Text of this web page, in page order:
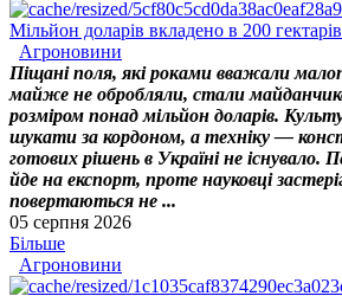
Мільйон доларів вкладено в 200
Агроновини
Піщані поля, які роками вважали
майже не обробляли, стали
розміром понад мільйон доларів.
шукати за кордоном, а техніку —
готових рішень в Україні не
йде на експорт, проте науковці
повертаються не ...
05 серпня 2026
Більше
Агроновини